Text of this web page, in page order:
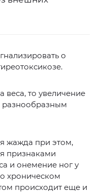
о
веса, то увеличение
разнообразным
жажда при этом,
признаками
и онемение ног у
хроническом
происходит еще и